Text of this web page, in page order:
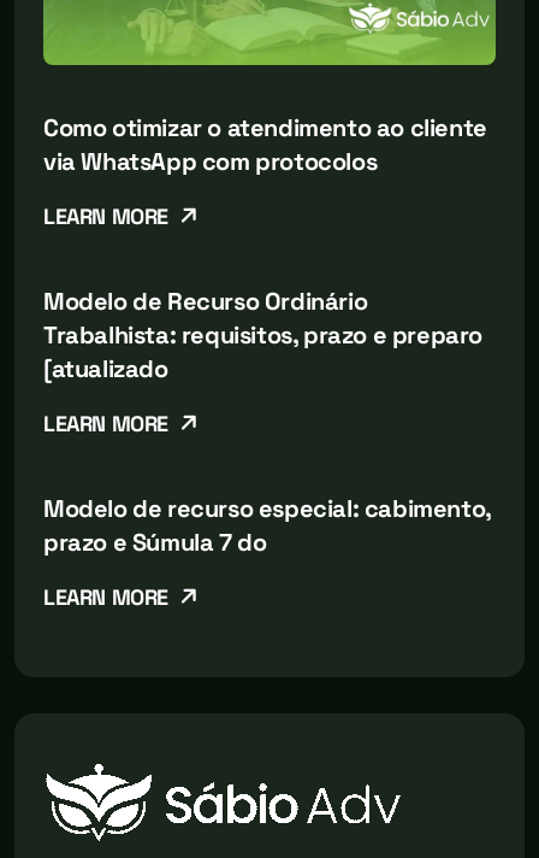
Como otimizar o atendimento ao cliente
via WhatsApp com protocolos
LEARN MORE
Modelo de Recurso Ordinário
Trabalhista: requisitos, prazo e preparo
[atualizado
LEARN MORE
Modelo de recurso especial: cabimento,
prazo e Súmula 7 do
LEARN MORE